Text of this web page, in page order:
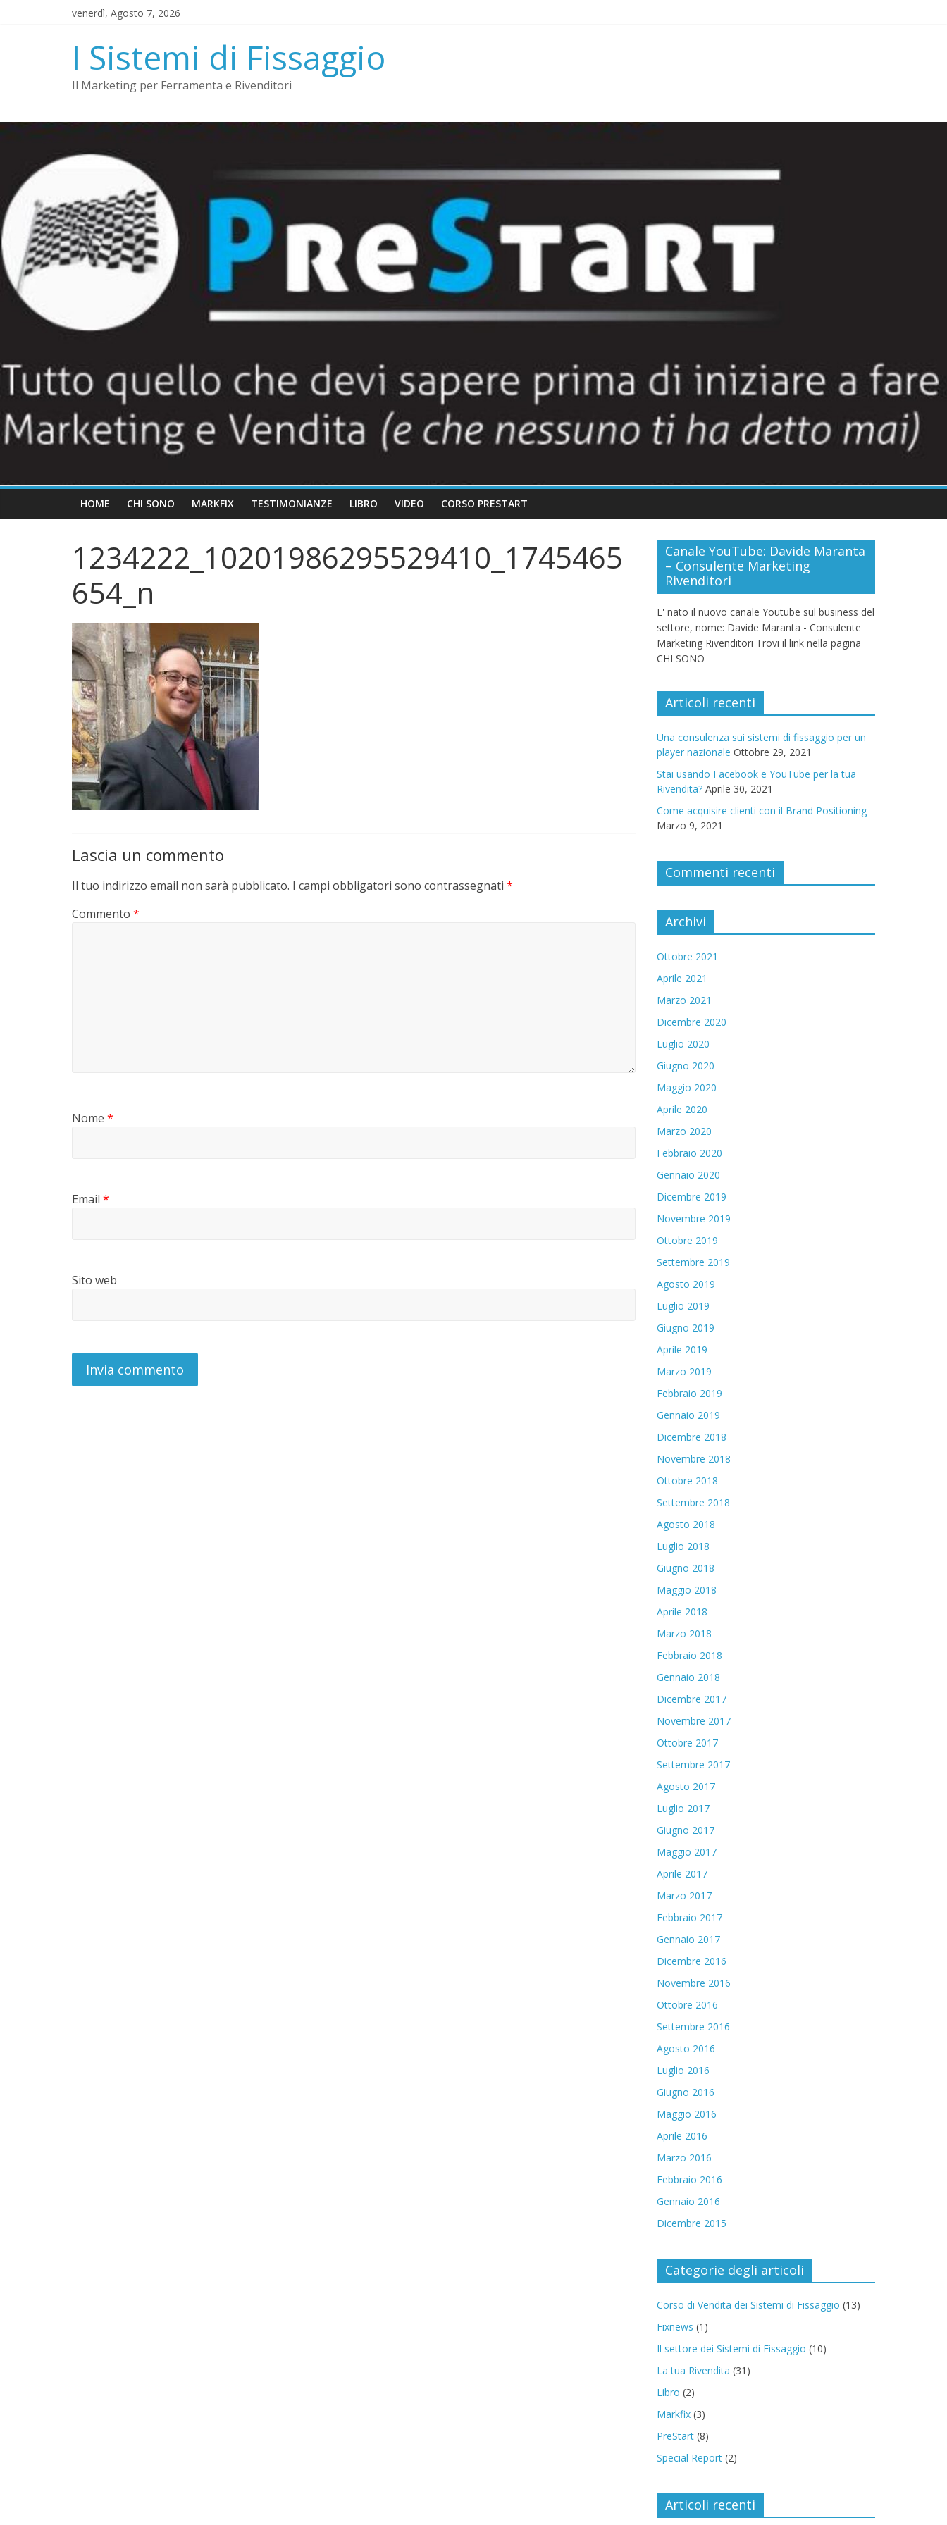
venerdì, Agosto 7, 2026
I Sistemi di Fissaggio
Il Marketing per Ferramenta e Rivenditori
HOME CHI SONO MARKFIX TESTIMONIANZE LIBRO VIDEO CORSO PRESTART
1234222_10201986295529410_1745465
654_n
Lascia un commento
Il tuo indirizzo email non sarà pubblicato. I campi obbligatori sono contrassegnati *
Commento *
Nome *
Email *
Sito web
Canale YouTube: Davide Maranta
– Consulente Marketing
Rivenditori
E' nato il nuovo canale Youtube sul business del
settore, nome: Davide Maranta - Consulente
Marketing Rivenditori Trovi il link nella pagina
CHI SONO
Articoli recenti
Una consulenza sui sistemi di fissaggio per un
player nazionale Ottobre 29, 2021
Stai usando Facebook e YouTube per la tua
Rivendita? Aprile 30, 2021
Come acquisire clienti con il Brand Positioning
Marzo 9, 2021
Commenti recenti
Archivi
Ottobre 2021
Aprile 2021
Marzo 2021
Dicembre 2020
Luglio 2020
Giugno 2020
Maggio 2020
Aprile 2020
Marzo 2020
Febbraio 2020
Gennaio 2020
Dicembre 2019
Novembre 2019
Ottobre 2019
Settembre 2019
Agosto 2019
Luglio 2019
Giugno 2019
Aprile 2019
Marzo 2019
Febbraio 2019
Gennaio 2019
Dicembre 2018
Novembre 2018
Ottobre 2018
Settembre 2018
Agosto 2018
Luglio 2018
Giugno 2018
Maggio 2018
Aprile 2018
Marzo 2018
Febbraio 2018
Gennaio 2018
Dicembre 2017
Novembre 2017
Ottobre 2017
Settembre 2017
Agosto 2017
Luglio 2017
Giugno 2017
Maggio 2017
Aprile 2017
Marzo 2017
Febbraio 2017
Gennaio 2017
Dicembre 2016
Novembre 2016
Ottobre 2016
Settembre 2016
Agosto 2016
Luglio 2016
Giugno 2016
Maggio 2016
Aprile 2016
Marzo 2016
Febbraio 2016
Gennaio 2016
Dicembre 2015
Categorie degli articoli
Corso di Vendita dei Sistemi di Fissaggio (13)
Fixnews (1)
Il settore dei Sistemi di Fissaggio (10)
La tua Rivendita (31)
Libro (2)
Markfix (3)
PreStart (8)
Special Report (2)
Articoli recenti